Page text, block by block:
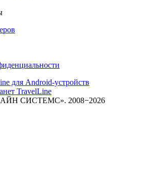
СИСТЕМС». 2008−2026